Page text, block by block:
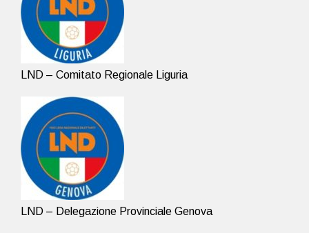
LND – Comitato Regionale Liguria
LND – Delegazione Provinciale Genova